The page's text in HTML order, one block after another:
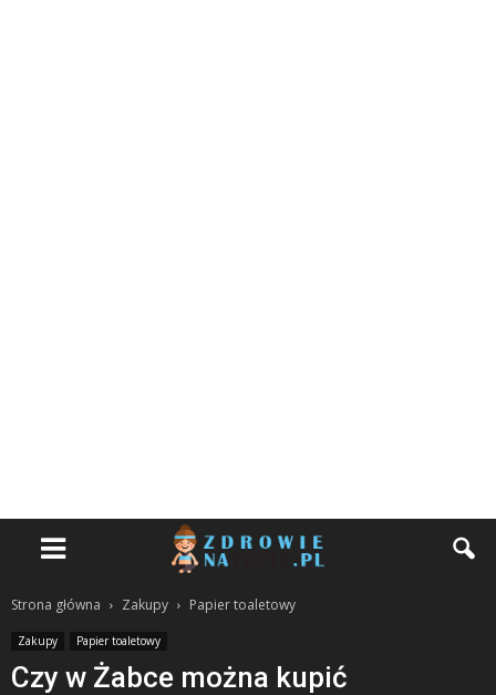
Strona główna Zakupy Papier toaletowy
Zakupy Papier toaletowy
Czy w Żabce można kupić